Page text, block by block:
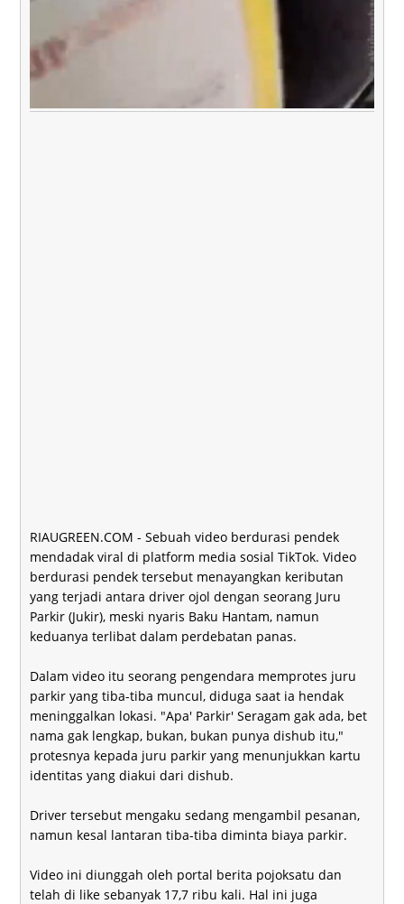
RIAUGREEN.COM - Sebuah video berdurasi pendek
mendadak viral di platform media sosial TikTok. Video
berdurasi pendek tersebut menayangkan keributan
yang terjadi antara driver ojol dengan seorang Juru
Parkir (Jukir), meski nyaris Baku Hantam, namun
keduanya terlibat dalam perdebatan panas.
Dalam video itu seorang pengendara memprotes juru
parkir yang tiba-tiba muncul, diduga saat ia hendak
meninggalkan lokasi. "Apa' Parkir' Seragam gak ada, bet
nama gak lengkap, bukan, bukan punya dishub itu,"
protesnya kepada juru parkir yang menunjukkan kartu
identitas yang diakui dari dishub.
Driver tersebut mengaku sedang mengambil pesanan,
namun kesal lantaran tiba-tiba diminta biaya parkir.
Video ini diunggah oleh portal berita pojoksatu dan
telah di like sebanyak 17,7 ribu kali. Hal ini juga